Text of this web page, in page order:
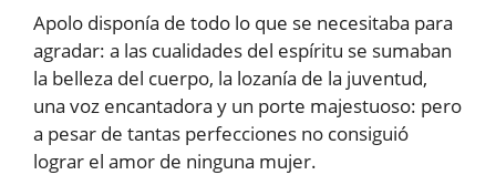
Apolo disponía de todo lo que se necesitaba para
agradar: a las cualidades del espíritu se sumaban
la belleza del cuerpo, la lozanía de la juventud,
una voz encantadora y un porte majestuoso: pero
a pesar de tantas perfecciones no consiguió
lograr el amor de ninguna mujer.